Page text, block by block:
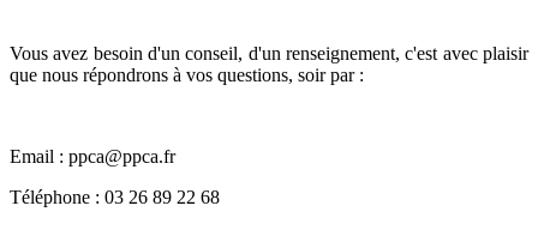
Vous avez besoin d'un conseil, d'un renseignement, c'est avec plaisir
que nous répondrons à vos questions, soir par :
Email : ppca@ppca.fr
Téléphone : 03 26 89 22 68